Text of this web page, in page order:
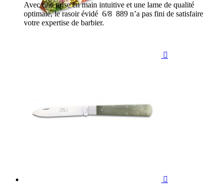

Avec une prise en main intuitive et une lame de qualité
optimale, le rasoir évidé 6/8 889 n’a pas fini de satisfaire
votre expertise de barbier.
